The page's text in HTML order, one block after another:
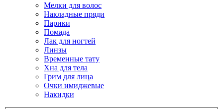
Мелки для волос
Накладные пряди
Парики
Помада
Лак для ногтей
Линзы
Временные тату
Хна для тела
Грим для лица
Очки имиджевые
Накидки